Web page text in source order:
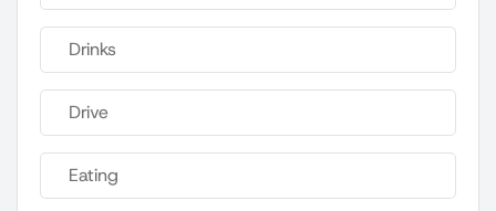
Drinks
Drive
Eating